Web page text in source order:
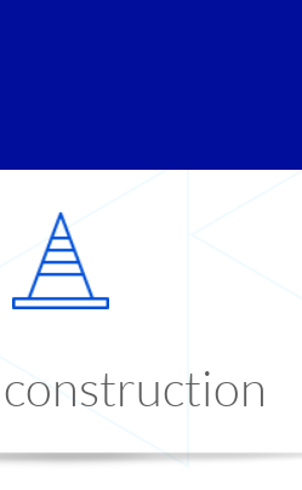
construction